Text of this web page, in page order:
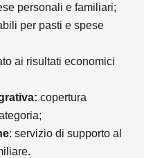
personali e familiari;
per pasti e spese
ai risultati economici
copertura
: servizio di supporto al